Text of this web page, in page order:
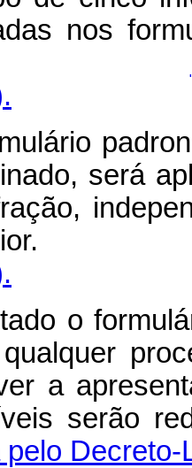
nos
será
o
a
Decreto-